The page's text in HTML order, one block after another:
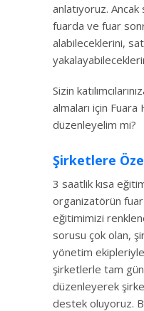
anlatıyoruz.
fuarda ve fuar
alabileceklerini,
Sizin
almaları için Fuara
düzenleyelim mi?
Şirketlere
3 saatlik kısa
organizatörün
eğitimimizi
sorusu çok olan,
yönetim
şirketlerle tam
düzenleyerek
destek oluyoruz.